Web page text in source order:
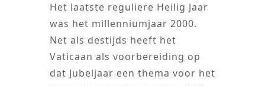
Het laatste reguliere Heilig Jaar
was het millenniumjaar 2000.
Net als destijds heeft het
Vaticaan als voorbereiding op
dat Jubeljaar een thema voor het